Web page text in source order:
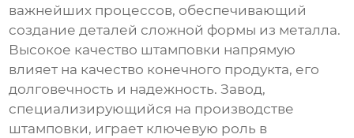
важнейших процессов, обеспечивающий
создание деталей сложной формы из металла.
Высокое качество штамповки напрямую
влияет на качество конечного продукта, его
долговечность и надежность. Завод,
специализирующийся на производстве
штамповки, играет ключевую роль в